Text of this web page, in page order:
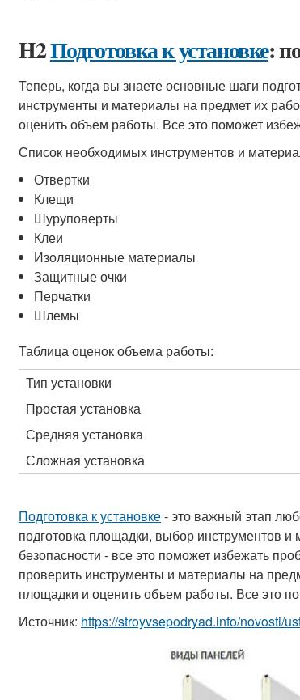
H2Подготовка к установке:
Теперь, когда вы знаете основные шаги
инструменты и материалы на предмет их
оценить объем работы. Все это поможет
Список необходимых инструментов и
Отвертки
Клещи
Шуруповерты
Клеи
Изоляционные материалы
Защитные очки
Перчатки
Шлемы
Таблица оценок объема работы:
Тип установки
Простая установка
Средняя установка
Сложная установка
Подготовка к установке- это важный этап
подготовка площадки, выбор инструментов
безопасности - все это поможет избежать
проверить инструменты и материалы на
площадки и оценить объем работы. Все это
Источник: https://stroyvsepodryad.info/novosti/